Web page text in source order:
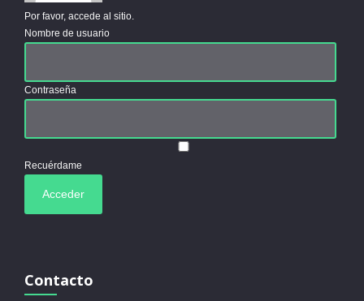
Por favor, accede al sitio.
Nombre de usuario
Contraseña
Recuérdame
Contacto